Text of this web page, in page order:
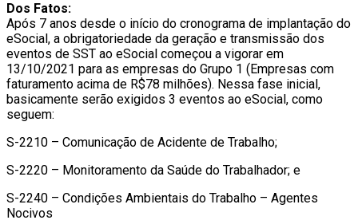
Dos Fatos:
Após 7 anos desde o início do cronograma de implantação do
eSocial, a obrigatoriedade da geração e transmissão dos
eventos de SST ao eSocial começou a vigorar em
13/10/2021 para as empresas do Grupo 1 (Empresas com
faturamento acima de R$78 milhões). Nessa fase inicial,
basicamente serão exigidos 3 eventos ao eSocial, como
seguem:
S-2210 – Comunicação de Acidente de Trabalho;
S-2220 – Monitoramento da Saúde do Trabalhador; e
S-2240 – Condições Ambientais do Trabalho – Agentes
Nocivos